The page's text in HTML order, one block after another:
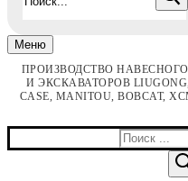
Меню
ПРОИЗВОДСТВО
И ЭКСКАВАТОРОВ LIUGONG,
CASE, MANITOU, BOBCAT,
Найти: